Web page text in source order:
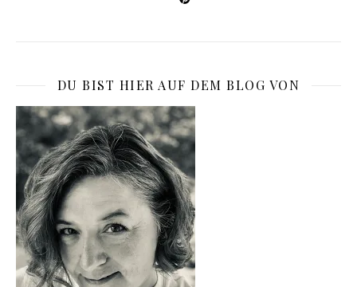
DU BIST HIER AUF DEM BLOG VON